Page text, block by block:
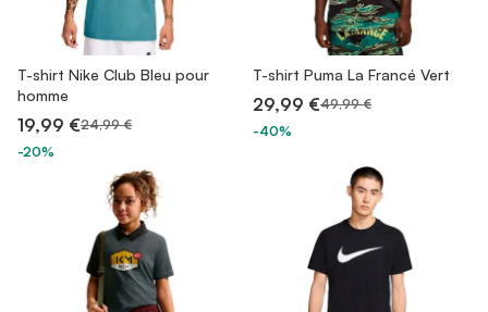
T-shirt Nike Club Bleu pour
homme
19,99 €24,99 €
-20%
T-shirt Puma La Francé Vert
29,99 €49,99 €
-40%